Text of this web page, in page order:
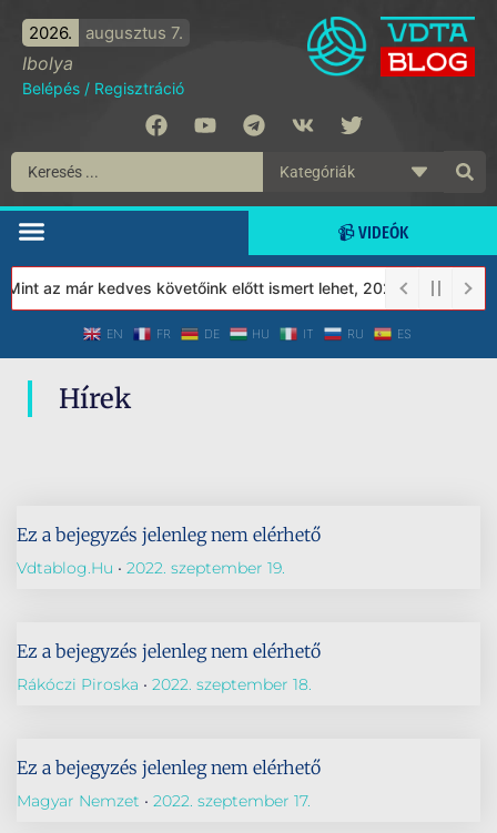
2026. augusztus 7.
Ibolya
Belépés / Regisztráció
📹 VIDEÓK
az már kedves követőink előtt ismert lehet, 2023-tól a
EN FR DE HU IT RU ES
Hírek
Ez a bejegyzés jelenleg nem elérhető
Vdtablog.hu 2022. szeptember 19.
Ez a bejegyzés jelenleg nem elérhető
Rákóczi Piroska 2022. szeptember 18.
Ez a bejegyzés jelenleg nem elérhető
Magyar Nemzet 2022. szeptember 17.